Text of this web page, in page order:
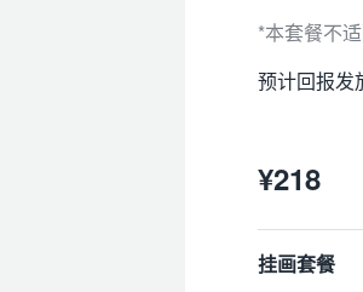
*本套餐不
预计回报发
¥218
挂画套餐